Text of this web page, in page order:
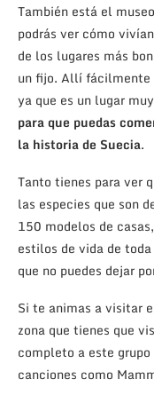
También está el
podrás ver cómo
de los lugares más
un fijo. Allí fácilmente
ya que es un lugar
para que puedas
la historia de Suecia.
Tanto tienes para ver
las especies que son
150 modelos de
estilos de vida de
que no puedes dejar
Si te animas a visitar
zona que tienes que
completo a este
canciones como